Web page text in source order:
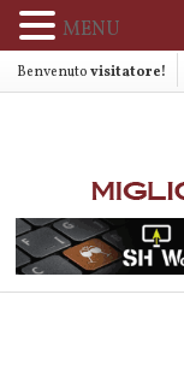
Benvenutovisitatore!
MENU